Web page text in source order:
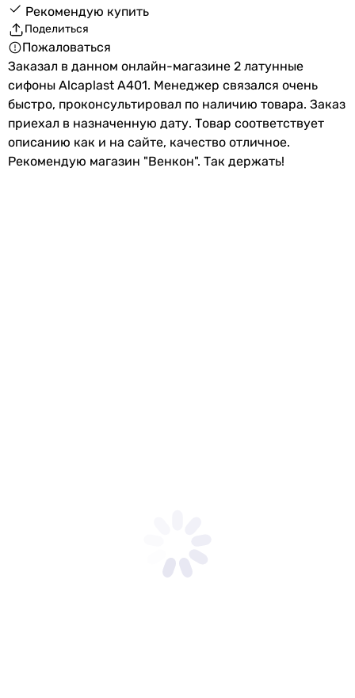
Рекомендую купить
Поделиться
Пожаловаться
Заказал в данном онлайн-магазине 2 латунные
сифоны Alcaplast А401. Менеджер связался очень
быстро, проконсультировал по наличию товара. Заказ
приехал в назначенную дату. Товар соответствует
описанию как и на сайте, качество отличное.
Рекомендую магазин "Венкон". Так держать!